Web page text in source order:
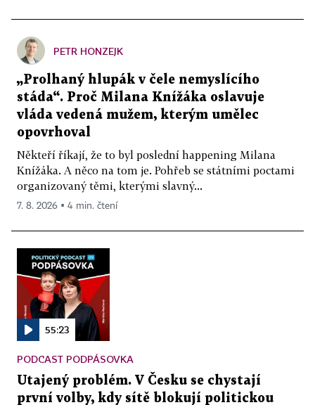
PETR HONZEJK
„Prolhaný hlupák v čele nemyslícího
stáda“. Proč Milana Knížáka oslavuje
vláda vedená mužem, kterým umělec
opovrhoval
Někteří říkají, že to byl poslední happening Milana
Knížáka. A něco na tom je. Pohřeb se státními poctami
organizovaný těmi, kterými slavný...
7. 8. 2026 ▪ 4 min. čtení
55:23
PODCAST PODPÁSOVKA
Utajený problém. V Česku se chystají
první volby, kdy sítě blokují politickou